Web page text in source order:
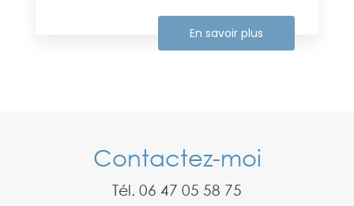
En savoir plus
Contactez-moi
Tél. 06 47 05 58 75